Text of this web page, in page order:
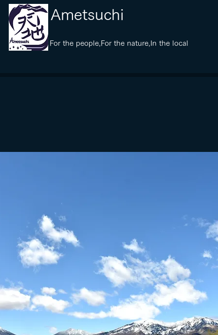
​Ametsuchi
​For the people,For the nature,In the local